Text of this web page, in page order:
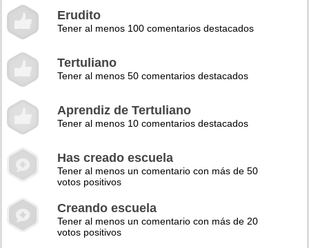
Erudito
Tener al menos 100 comentarios destacados
Tertuliano
Tener al menos 50 comentarios destacados
Aprendiz de Tertuliano
Tener al menos 10 comentarios destacados
Has creado escuela
Tener al menos un comentario con más de 50
votos positivos
Creando escuela
Tener al menos un comentario con más de 20
votos positivos